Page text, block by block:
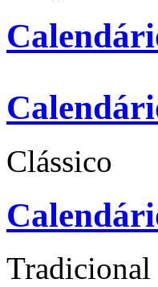
Clássico
Tradicional